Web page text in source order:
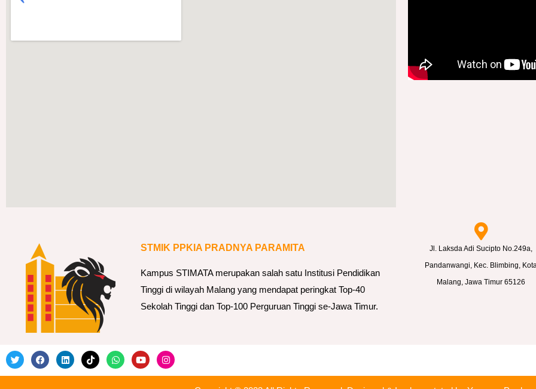
STMIK PPKIA PRADNYA PARAMITA
Kampus STIMATA merupakan salah satu Institusi Pendidikan
Tinggi di wilayah Malang yang mendapat peringkat Top-40
Sekolah Tinggi dan Top-100 Perguruan Tinggi se-Jawa Timur.
Jl. Laksda Adi Sucipto No.249a,
Pandanwangi, Kec. Blimbing,
Malang, Jawa Timur 65126